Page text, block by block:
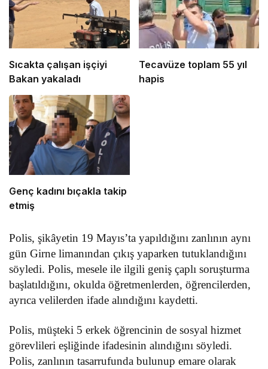
Sıcakta çalışan işçiyi
Bakan yakaladı
Tecavüze toplam 55 yıl
hapis
Genç kadını bıçakla takip
etmiş
Polis, şikâyetin 19 Mayıs’ta yapıldığını zanlının aynı
gün Girne limanından çıkış yaparken tutuklandığını
söyledi. Polis, mesele ile ilgili geniş çaplı soruşturma
başlatıldığını, okulda öğretmenlerden, öğrencilerden,
ayrıca velilerden ifade alındığını kaydetti.
Polis, müşteki 5 erkek öğrencinin de sosyal hizmet
görevlileri eşliğinde ifadesinin alındığını söyledi.
Polis, zanlının tasarrufunda bulunup emare olarak